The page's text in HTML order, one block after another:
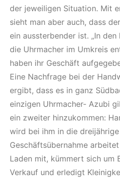
der jeweiligen Situation. Mit
sieht man aber auch, dass
ein aussterbender ist. „In
die Uhrmacher im Umkreis
haben ihr Geschäft
Eine Nachfrage bei der
ergibt, dass es in ganz
einzigen Uhrmacher- Azubi
ein zweiter hinzukommen:
wird bei ihm in die
Geschäftsübernahme
Laden mit, kümmert sich um
Verkauf und erledigt